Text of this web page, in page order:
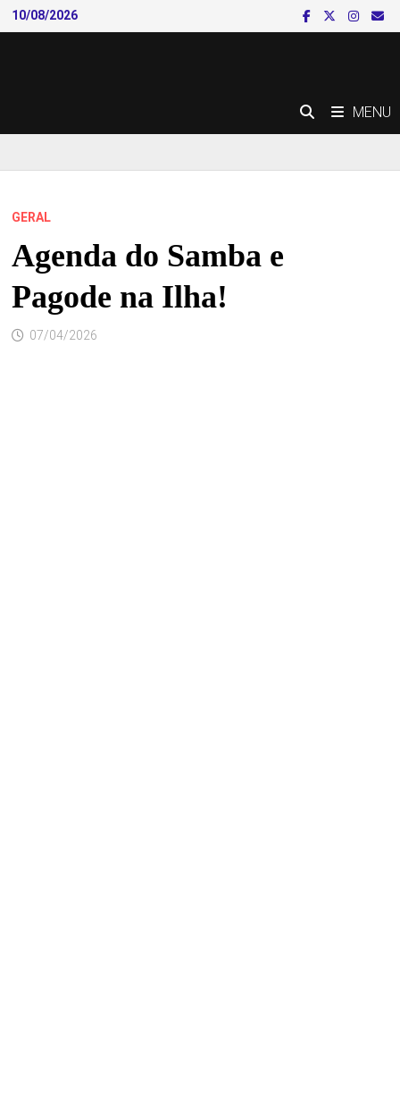
Skip
to
10/08/2026
MENU
GERAL
Agenda do Samba e
Pagode na Ilha!
07/04/2026